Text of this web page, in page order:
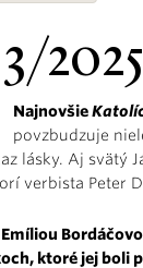
2025
Najnovšie
povzbudzuje
lásky. Aj svätý
verbista Peter
ktoré jej boli